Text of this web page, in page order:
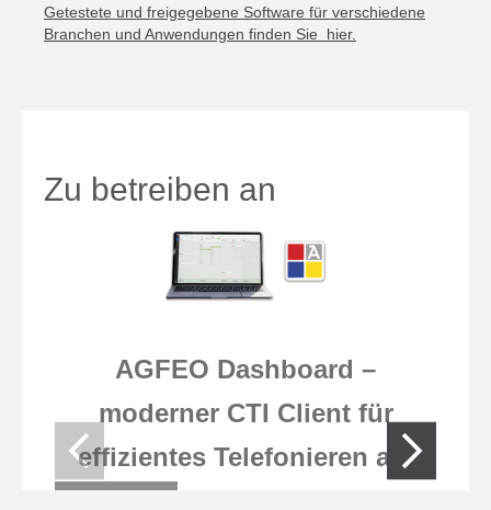
Getestete und freigegebene Software für verschiedene
Branchen und Anwendungen finden Sie hier.
Zu betreiben an
AGFEO Dashboard –
moderner CTI Client für
effizientes Telefonieren am